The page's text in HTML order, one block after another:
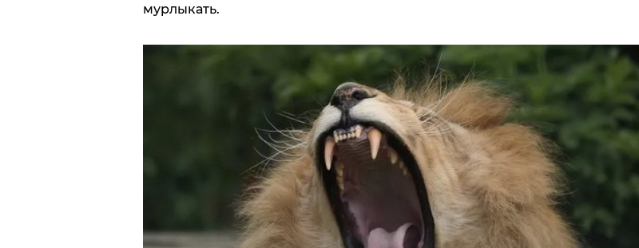
мурлыкать.